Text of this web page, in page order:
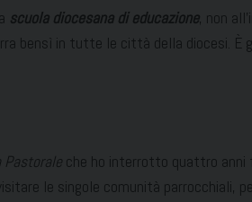
scuola diocesana di educazione, non
bensì in tutte le città della diocesi. È
Pastorale che ho interrotto quattro anni
le singole comunità parrocchiali,